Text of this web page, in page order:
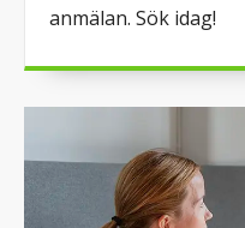
anmälan. Sök idag!